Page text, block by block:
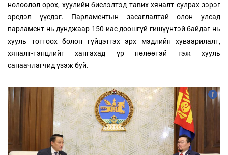
нөлөөлөл орох, хуулийн биелэлтэд тавих хяналт сулрах зэрэг
эрсдэл үүсдэг. Парламентын засаглалтай олон улсад
парламент нь дунджаар 150-иас доошгүй гишүүнтэй байдаг нь
хууль тогтоох болон гүйцэтгэх эрх мэдлийн хуваарилалт,
хяналт-тэнцлийг хангахад үр нөлөөтэй гэж хууль
санаачлагчид үзэж буй.